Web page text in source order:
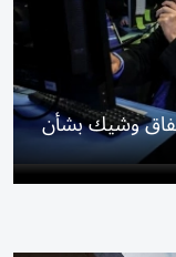
وشيك بشأن